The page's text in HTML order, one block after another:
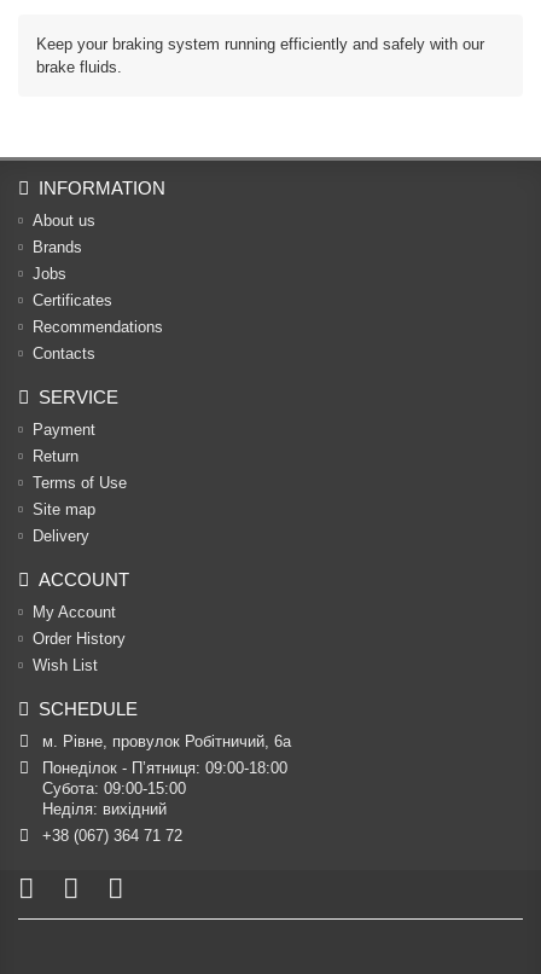
Keep your braking system running efficiently and safely with our
brake fluids.
INFORMATION
About us
Brands
Jobs
Certificates
Recommendations
Contacts
SERVICE
Payment
Return
Terms of Use
Site map
Delivery
ACCOUNT
My Account
Order History
Wish List
SCHEDULE
м. Рівне, провулок Робітничий, 6а
Понеділок - П’ятниця: 09:00-18:00
Субота: 09:00-15:00
Неділя: вихідний
+38 (067) 364 71 72